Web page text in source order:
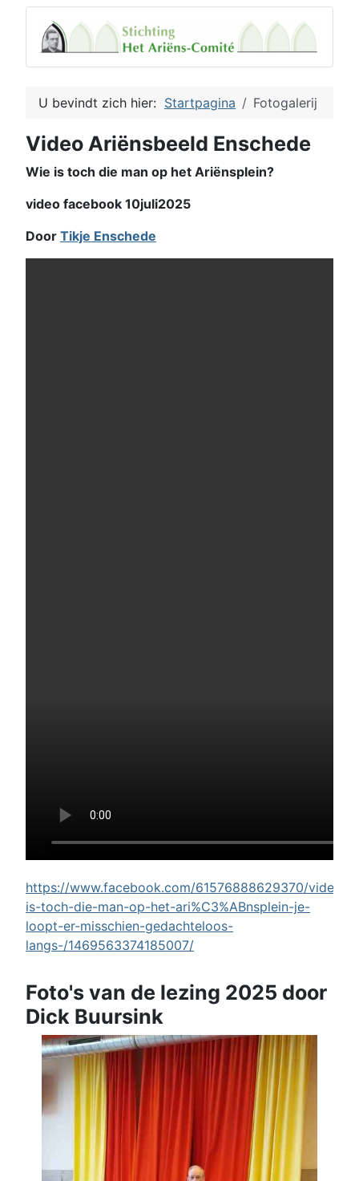
U bevindt zich hier: Startpagina Fotogalerij
Video Ariënsbeeld Enschede
Wie is toch die man op het Ariënsplein?
video facebook 10juli2025
Door Tikje Enschede
https://www.facebook.com/61576888629370/videos/
is-toch-die-man-op-het-ari%C3%ABnsplein-je-
loopt-er-misschien-gedachteloos-
langs-/1469563374185007/
Foto's van de lezing 2025 door
Dick Buursink